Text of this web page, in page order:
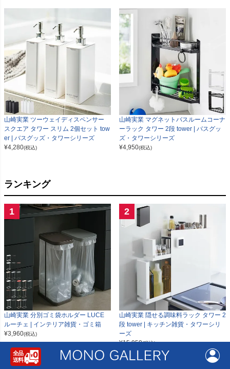
山崎実業 ツーウェイディスペンサー
スクエア タワー スリム 2個セット tow
er | バスグッズ・タワーシリーズ
¥4,280(税込)
山崎実業 マグネットバスルームコーナ
ーラック タワー 2段 tower | バスグッ
ズ・タワーシリーズ
¥4,950(税込)
ランキング
1
山崎実業 分別ゴミ袋ホルダー LUCE
ルーチェ | インテリア雑貨・ゴミ箱
¥3,960(税込)
2
山崎実業 隠せる調味料ラック タワー 2
段 tower | キッチン雑貨・タワーシリ
ーズ
¥15,950(税込)
3 4